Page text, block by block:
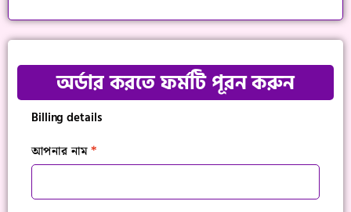
অর্ডার করতে ফর্মটি পূরন করুন
Billing details
আপনার নাম*